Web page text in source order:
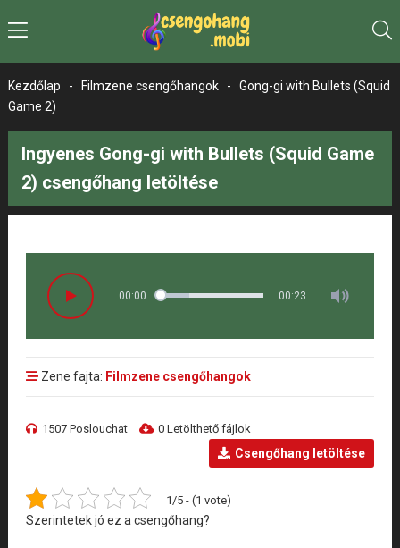
Kezdőlap - Filmzene csengőhangok -
Gong-gi with Bullets (Squid
Game 2)
Ingyenes Gong-gi with Bullets (Squid Game
2) csengőhang letöltése
00:00 00:23
Zene fajta: Filmzene csengőhangok
1507 Poslouchat 0 Letölthető fájlok
Csengőhang letöltése
1/5 - (1 vote)
Szerintetek jó ez a csengőhang?